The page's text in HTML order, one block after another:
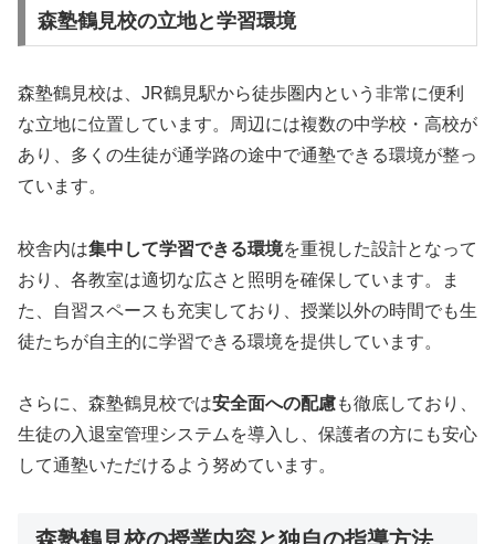
森塾鶴見校の立地と学習環境
森塾鶴見校は、JR鶴見駅から徒歩圏内という非常に便利
な立地に位置しています。周辺には複数の中学校・高校が
あり、多くの生徒が通学路の途中で通塾できる環境が整っ
ています。
校舎内は集中して学習できる環境を重視した設計となって
おり、各教室は適切な広さと照明を確保しています。ま
た、自習スペースも充実しており、授業以外の時間でも生
徒たちが自主的に学習できる環境を提供しています。
さらに、森塾鶴見校では安全面への配慮も徹底しており、
生徒の入退室管理システムを導入し、保護者の方にも安心
して通塾いただけるよう努めています。